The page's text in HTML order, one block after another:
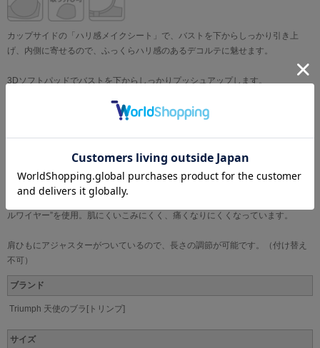
カップサイドの「ハリ感メイクシート」で、バストを下からしっかり引き上
げ、内側に寄せるので、ふっくらハリ感のあるデコルテに魅せます。
3Dソフトパッドでバストを下からしっかりプッシュアップします。
保形性に優れたカップ素材、“エンジェルクッションライト”を使用。ソフトで軽
パッドポケットは綿100％素材を使用しています。
背部はマイクロファイバー使いのフラットな仕様で、アウターにひびきにくく
なっています。
フロント中心部のワイヤーを薄くフラットにし、外側に反らせた“NEWエンジェ
ルワイヤー”を使用。肌にくいこみにくく、痛くなりにくくなっています。
肩ひもにアジャスターがついているので、長さの調節が可能です。（付け替え
不可）
ブランド
Triumph 天使のブラ[トリンプ]
サイズ